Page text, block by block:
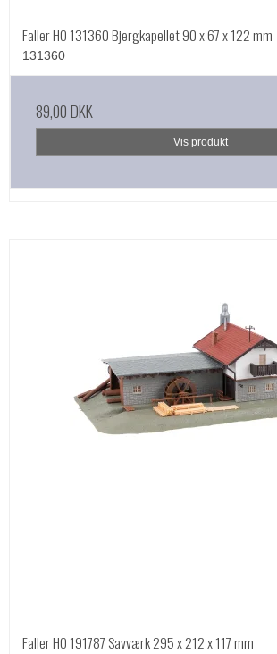
Faller HO 131360 Bjergkapellet 90 x 67 x 122 mm
131360
89,00 DKK
Vis produkt
Faller HO 191787 Savværk 295 x 212 x 117 mm